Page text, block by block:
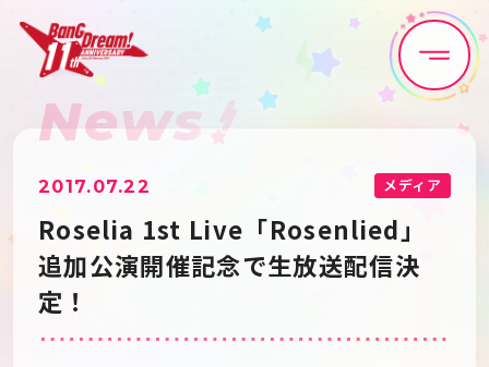
Home News
Live•Event Discography
Artist Anime
News
2017.07.22 メディア
Roselia 1st Live「Rosenlied」
追加公演開催記念で生放送配信決
定！